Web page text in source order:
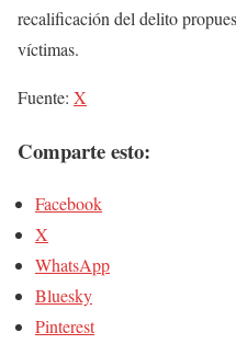
recalificación del delito
víctimas.
Fuente: X
Comparte esto:
Facebook
X
WhatsApp
Bluesky
Pinterest